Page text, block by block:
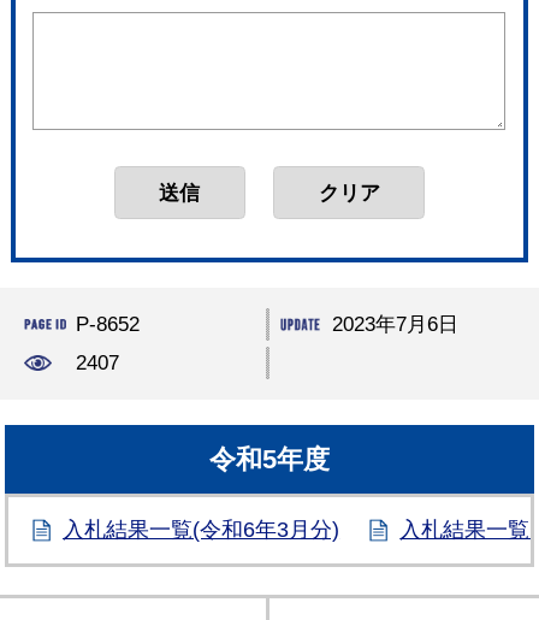
P-8652
2023年7月6日
2407
令和5年度
入札結果一覧(令和6年3月分) 入札結果一覧